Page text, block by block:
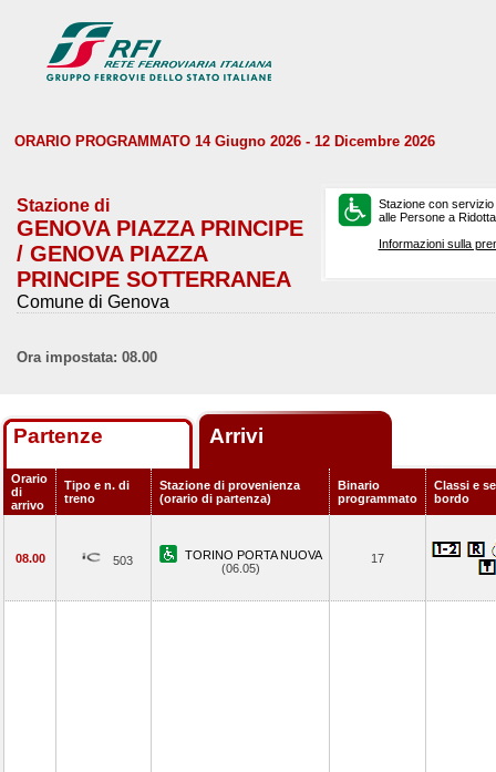
ORARIO PROGRAMMATO 14 Giugno 2026 - 12 Dicembre 2026
Stazione di
GENOVA PIAZZA PRINCIPE
/ GENOVA PIAZZA
PRINCIPE SOTTERRANEA
Comune di Genova
Stazione con
alle Persone a
Informazioni sulla
Ora impostata: 08.00
Partenze Arrivi
Orario
di
arrivo
Tipo e n. di
treno
Stazione di provenienza
(orario di partenza)
Binario
programmato
Classi e
bordo
08.00 503
TORINO PORTA NUOVA
(06.05)
17